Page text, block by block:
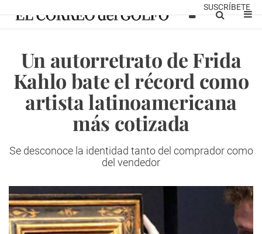
SUSCRÍBETE
Un autorretrato de Frida
Kahlo bate el récord como
artista latinoamericana
más cotizada
Se desconoce la identidad tanto del comprador como
del vendedor